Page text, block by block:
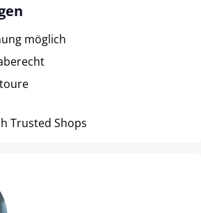
möglich
Trusted Shops